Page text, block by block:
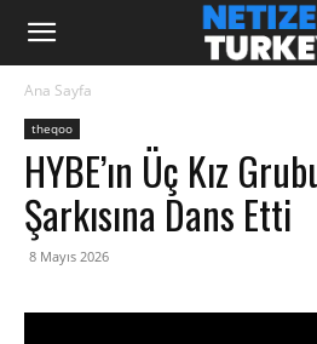
Ana Sayfa
theqoo
HYBE’ın Üç Kız
Şarkısına Dans Etti
8 Mayıs 2026